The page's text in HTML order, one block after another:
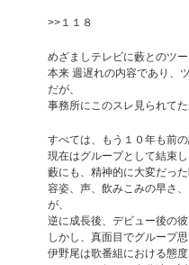
>>１１８
めざましテレビに藪とのツ
本来 週遅れの内容であり、
だが、
事務所にこのスレ見られてた
すべては、もう１０年も前の
現在はグループとして結束
藪にも、精神的に大変だった
容姿、声、飲みこみの早さ
が、
逆に成長後、デビュー後の彼
しかし、真面目でグループ
伊野尾は歌番組における態